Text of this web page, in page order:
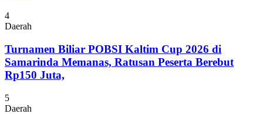
4
Daerah
Turnamen Biliar POBSI Kaltim Cup 2026 di
Samarinda Memanas, Ratusan Peserta Berebut
Rp150 Juta,
5
Daerah